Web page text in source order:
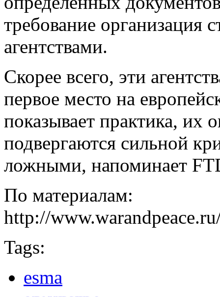
требование организация
агентствами.
Скорее всего, эти
первое место на
показывает практика, их
подвергаются сильной
ложными, напоминает
По материалам:
http://
Tags:
esma